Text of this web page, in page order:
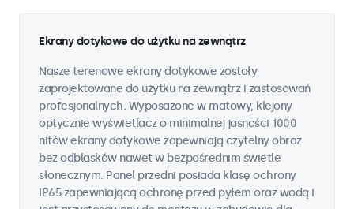
Ekrany dotykowe do użytku na zewnątrz
Nasze terenowe ekrany dotykowe zostały
zaprojektowane do użytku na zewnątrz i zastosowań
profesjonalnych. Wyposażone w matowy, klejony
optycznie wyświetlacz o minimalnej jasności 1000
nitów ekrany dotykowe zapewniają czytelny obraz
bez odblasków nawet w bezpośrednim świetle
słonecznym. Panel przedni posiada klasę ochrony
IP65 zapewniającą ochronę przed pyłem oraz wodą i